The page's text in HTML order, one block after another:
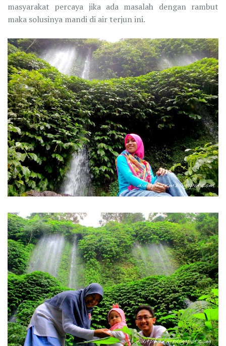
masyarakat percaya jika ada masalah dengan rambut
maka solusinya mandi di air terjun ini.